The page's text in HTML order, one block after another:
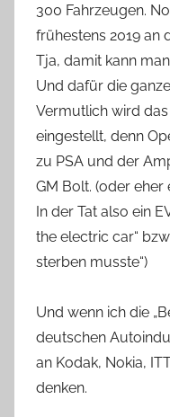
300 Fahrzeugen.
frühestens 2019 an
Tja, damit kann
Und dafür die
Vermutlich wird
eingestellt, denn
zu PSA und der
GM Bolt. (oder eher
In der Tat also ein
the electric car“
sterben musste“)
Und wenn ich die
deutschen
an Kodak, Nokia,
denken.